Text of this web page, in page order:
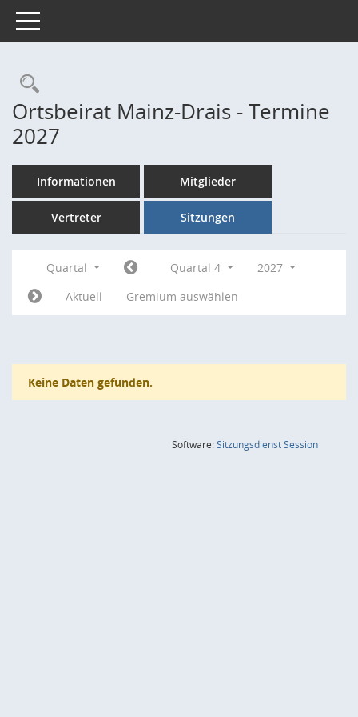
Toggle navigation
Rechercheauswahl
Ortsbeirat Mainz-Drais - Termine
2027
Informationen Mitglieder
Vertreter Sitzungen
Quartal Quartal 4
2027
Aktuell
Gremium auswählen
Keine Daten gefunden.
Software:SitzungsdienstSession(Wird in